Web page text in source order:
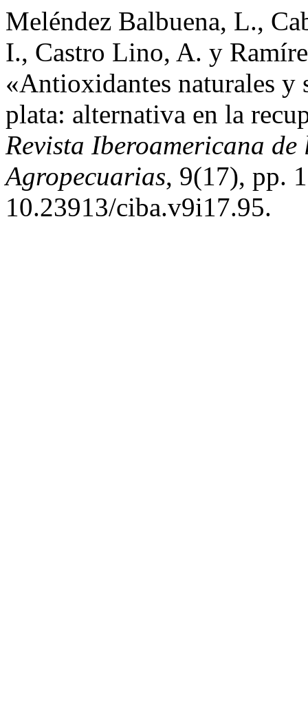
Meléndez Balbuena, L.,
I., Castro Lino, A. y
«Antioxidantes naturales y
plata: alternativa en la
Revista Iberoamericana
Agropecuarias, 9(17), pp.
10.23913/ciba.v9i17.95.